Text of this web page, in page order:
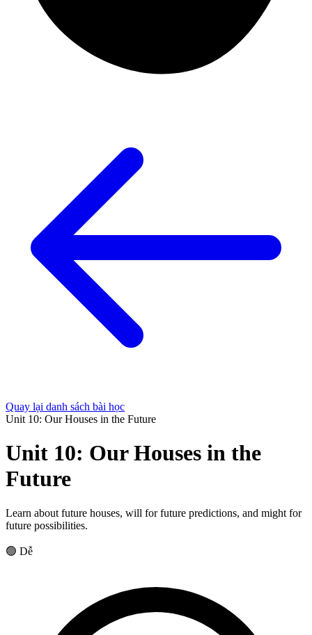
Quay lại danh sách bài học
Unit 10: Our Houses in the Future
Unit 10: Our Houses in the
Future
Learn about future houses, will for future predictions, and might for
future possibilities.
🟢 Dễ